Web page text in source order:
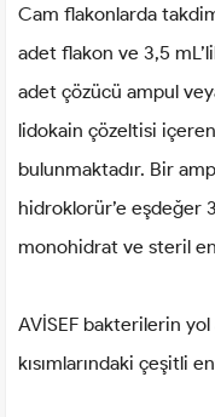
Cam flakonlarda
adet flakon ve 3,5
adet çözücü ampul
lidokain çözeltisi
bulunmaktadır. Bir
hidroklorür’e eşdeğer
monohidrat ve steril
AVİSEF bakterilerin
kısımlarındaki çeşitli